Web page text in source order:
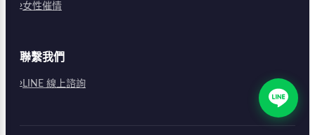
女性催情
聯繫我們
LINE 線上諮詢